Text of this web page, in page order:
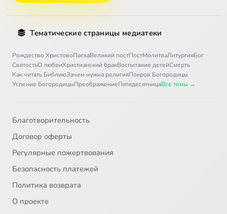
Тематические страницы медиатеки
Рождество ХристовоПасхаВеликий постПостМолитваЛитургияБог
СвятостьО любвиХристианский бракВоспитание детейСмерть
Как читать БиблиюЗачем нужна религияПокров Богородицы
Успение БогородицыПреображениеПятидесятницаВсе темы →
Благотворительность
Договор оферты
Регулярные пожертвования
Безопасность платежей
Политика возврата
О проекте